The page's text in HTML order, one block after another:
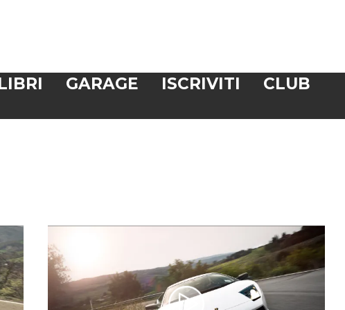
GARAGE ISCRIVITI
CLUB